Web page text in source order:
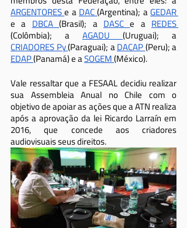
ARGENTORES e a DAC (Argentina); a
e a DBCA (Brasil); a DASC e a
(Colômbia); a AGADU
CRIADORES Py (Paraguai); a DACAP
EDAP (Panamá) e a SOGEM (México).
Vale ressaltar que a FESAAL decidiu realizar
sua Assembleia Anual no Chile com o
objetivo de apoiar as ações que a ATN realiza
após a aprovação da lei Ricardo Larraín em
2016, que concede aos criadores
audiovisuais seus direitos.